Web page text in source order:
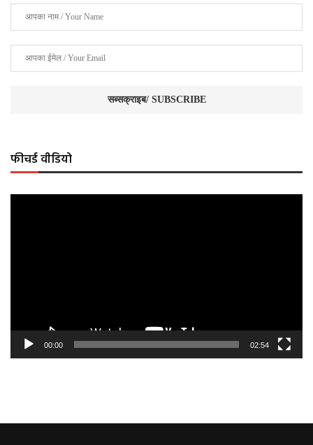
फीचर्ड वीडियो
00:00 02:54